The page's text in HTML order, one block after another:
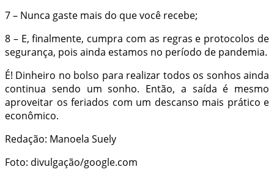
7 – Nunca gaste mais do que você recebe;
8 – E, finalmente, cumpra com as regras e protocolos de
segurança, pois ainda estamos no período de pandemia.
É! Dinheiro no bolso para realizar todos os sonhos ainda
continua sendo um sonho. Então, a saída é mesmo
aproveitar os feriados com um descanso mais prático e
econômico.
Redação: Manoela Suely
Foto: divulgação/google.com